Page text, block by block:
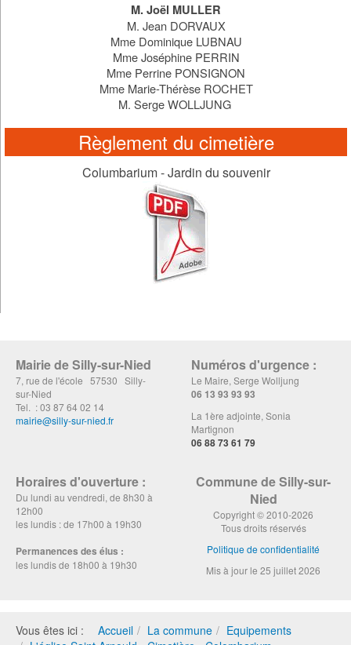
M. Joël MULLER
M. Jean DORVAUX
Mme Dominique LUBNAU
Mme Joséphine PERRIN
Mme Perrine PONSIGNON
Mme Marie-Thérèse ROCHET
M. Serge WOLLJUNG
Règlement du cimetière
Columbarium - Jardin du souvenir
Mairie de Silly-sur-Nied
7, rue de l'école 57530 Silly-
sur-Nied
Tel. : 03 87 64 02 14
mairie@silly-sur-nied.fr
Numéros d'urgence :
Le Maire, Serge Wolljung
06 13 93 93 93
La 1ère adjointe, Sonia
Martignon
06 88 73 61 79
Horaires d'ouverture :
Du lundi au vendredi, de 8h30 à
12h00
les lundis : de 17h00 à 19h30
Permanences des élus :
les lundis de 18h00 à 19h30
Commune de Silly-sur-
Nied
Copyright © 2010-2026
Tous droits réservés
Politique de confidentialité
Mis à jour le 25 juillet 2026
Vous êtes ici : Accueil La commune
Equipements